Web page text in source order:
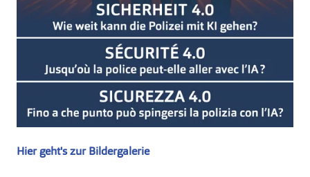
Hier geht's zur Bildergalerie